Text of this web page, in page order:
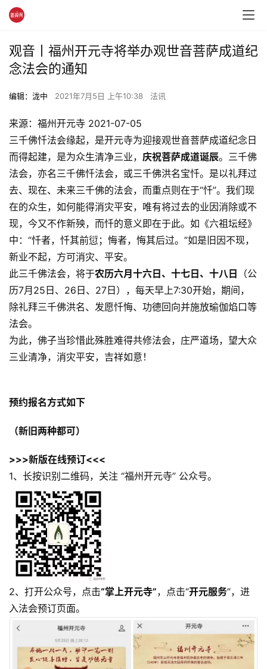
观音丨福州开元寺将举办观世音菩萨成道纪
念法会的通知
编辑：泷中 2021年7月5日 上午10:38 法讯
来源：福州开元寺 2021-07-05
三千佛忏法会缘起，是开元寺为迎接观世音菩萨成道纪念日
而得起建，是为众生清净三业， 庆祝菩萨成道诞辰。三千佛
法会，亦名三千佛忏法会，或三千佛洪名宝忏。是以礼拜过
去、现在、未来三千佛的法会，而重点则在于“忏”。我们现
在的众生，如何能得消灾平安，唯有将过去的业因消除或不
现，今又不作新殃，而忏的意义即在于此。如《六祖坛经》
中：“忏者，忏其前愆；悔者，悔其后过。”如是旧因不现，
新业不起，方可消灾、平安。
此三千佛法会，将于农历六月十六日、十七日、十八日
（公
历7月25日、26日、27日），每天早上7:30开始，期间，
除礼拜三千佛洪名、发愿忏悔、功德回向并施放瑜伽焰口等
法会。
为此，佛子当珍惜此殊胜难得共修法会，庄严道场，望大众
三业清净，消灾平安，吉祥如意！
预约报名方式如下
（新旧两种都可）
>>>新版在线预订<<<
1、长按识别二维码，关注 “福州开元寺” 公众号。
2、打开公众号，点击“掌上开元寺”，点击“开元服务”，进
入法会预订页面。